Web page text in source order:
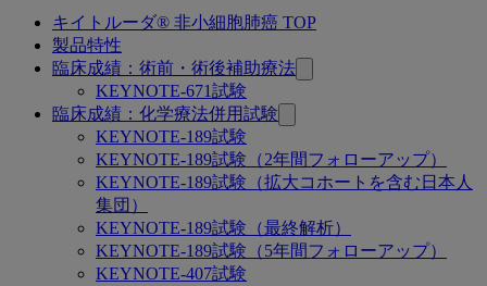
キイトルーダ® 非小細胞肺癌 TOP
製品特性
臨床成績：術前・術後補助療法
KEYNOTE-671試験
臨床成績：化学療法併用試験
KEYNOTE-189試験
KEYNOTE-189試験（2年間フォローアップ）
KEYNOTE-189試験（拡大コホートを含む日本人
集団）
KEYNOTE-189試験（最終解析）
KEYNOTE-189試験（5年間フォローアップ）
KEYNOTE-407試験